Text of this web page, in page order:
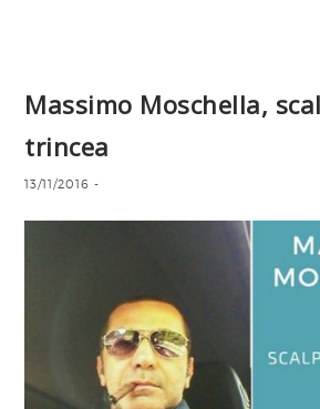
Massimo Moschella,
trincea
13/11/2016 -